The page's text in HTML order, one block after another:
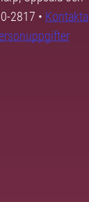
2817 • Kontakta